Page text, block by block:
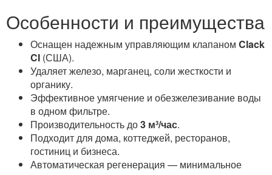
Особенности и преимущества
Оснащен надежным управляющим клапаном Clack
CI (США).
Удаляет железо, марганец, соли жесткости и
органику.
Эффективное умягчение и обезжелезивание воды
в одном фильтре.
Производительность до3 м³/час.
Подходит для дома, коттеджей, ресторанов,
гостиниц и бизнеса.
Автоматическая регенерация — минимальное